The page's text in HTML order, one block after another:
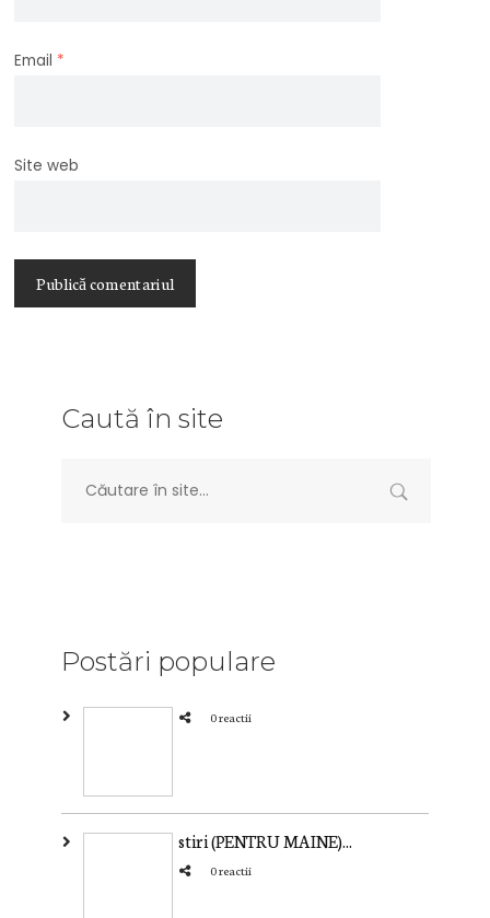
Email *
Site web
Caută în site
Postări populare
0 reactii
stiri (PENTRU MAINE)...
0 reactii